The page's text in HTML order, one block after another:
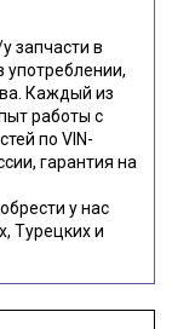
запчасти в
употреблении,
Каждый из
работы с
по VIN-
гарантия на
у нас
Турецких и